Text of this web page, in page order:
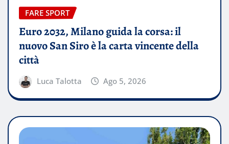
FARE SPORT
Euro 2032, Milano guida la corsa: il
nuovo San Siro è la carta vincente della
città
Luca Talotta Ago 5, 2026